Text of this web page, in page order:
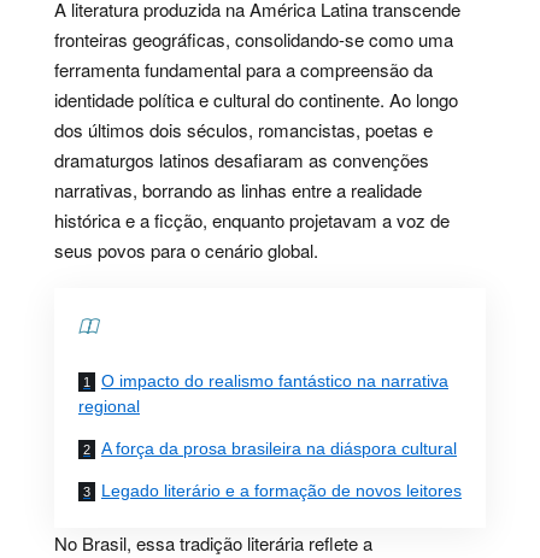
A literatura produzida na América Latina transcende
fronteiras geográficas, consolidando-se como uma
ferramenta fundamental para a compreensão da
identidade política e cultural do continente. Ao longo
dos últimos dois séculos, romancistas, poetas e
dramaturgos latinos desafiaram as convenções
narrativas, borrando as linhas entre a realidade
histórica e a ficção, enquanto projetavam a voz de
seus povos para o cenário global.
O impacto do realismo fantástico na narrativa
regional
A força da prosa brasileira na diáspora cultural
Legado literário e a formação de novos leitores
No Brasil, essa tradição literária reflete a